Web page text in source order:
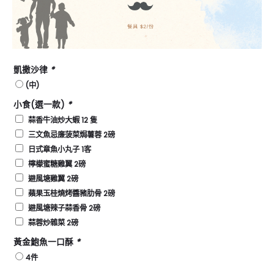
凱撒沙律 *
(中)
小食(選一款) *
蒜⾹⽜油炒⼤蝦 12 隻
三⽂⿂忌廉菠菜焗薯蓉 2磅
⽇式章⿂⼩丸⼦ 1客
檸檬蜜糖雞翼 2磅
避⾵塘雞翼 2磅
蘋果⽟桂燒烤醬豬肋⻣ 2磅
避⾵塘辣⼦蒜⾹⻣ 2磅
蒜蓉炒雜菜 2磅
⿈⾦鮑⿂⼀⼝酥 *
4件